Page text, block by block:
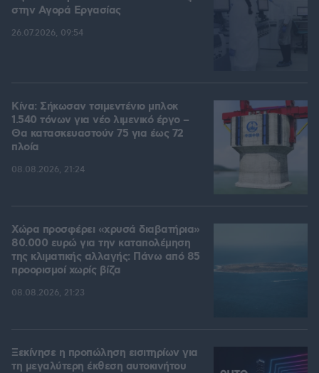
στην Aγορά Eργασίας
26.07.2026, 09:54
Κίνα: Σήκωσαν τσιμεντένιο μπλοκ
1.540 τόνων για νέο λιμενικό έργο –
Θα κατασκευαστούν 75 για έως 72
πλοία
08.08.2026, 21:24
Χώρα προσφέρει «χρυσά διαβατήρια»
80.000 ευρώ για την καταπολέμηση
της κλιματικής αλλαγής: Πάνω από 85
προορισμοί χωρίς βίζα
08.08.2026, 21:23
Ξεκίνησε η προπώληση εισιτηρίων για
τη μεγαλύτερη έκθεση αυτοκινήτου